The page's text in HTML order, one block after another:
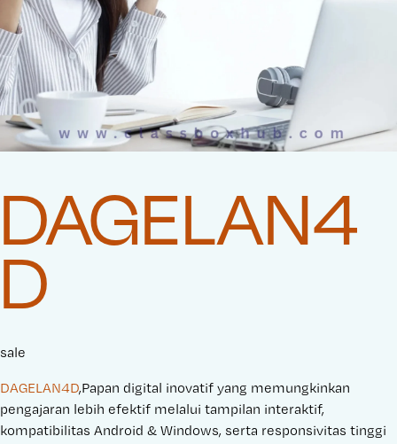
DAGELAN4
D
sale
DAGELAN4D,Papan digital inovatif yang memungkinkan
pengajaran lebih efektif melalui tampilan interaktif,
kompatibilitas Android & Windows, serta responsivitas tinggi